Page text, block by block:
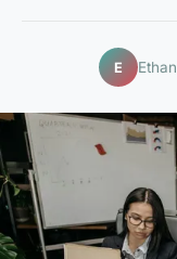
E Ethan